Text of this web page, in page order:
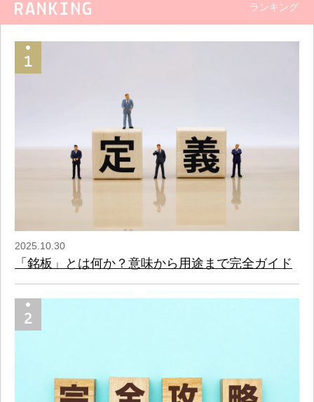
ランキング
2025.10.30
「銘板」とは何か？意味から用途まで完全ガイド